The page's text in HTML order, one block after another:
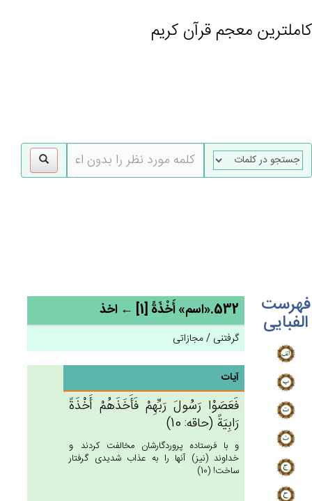
کاملترین معجم قرآن کریم
فهرست
الفبایی 532.«اسم» أَخْذَة‌ً [1] ← اخذ
گرفتنی / مجازاتی
آیات
فَعَصَوْا رَسُول‌َ رَبِّهِم‌ْ فَأَخَذَهُم‌ْ أَخْذَة‌ً
رَابِيَة‌ً (حاقه: 10)
و با فرستاده پروردگارشان مخالفت كردند و
خداوند (نيز) آنها را به عذاب شديدى گرفتار
ساخت! (10)